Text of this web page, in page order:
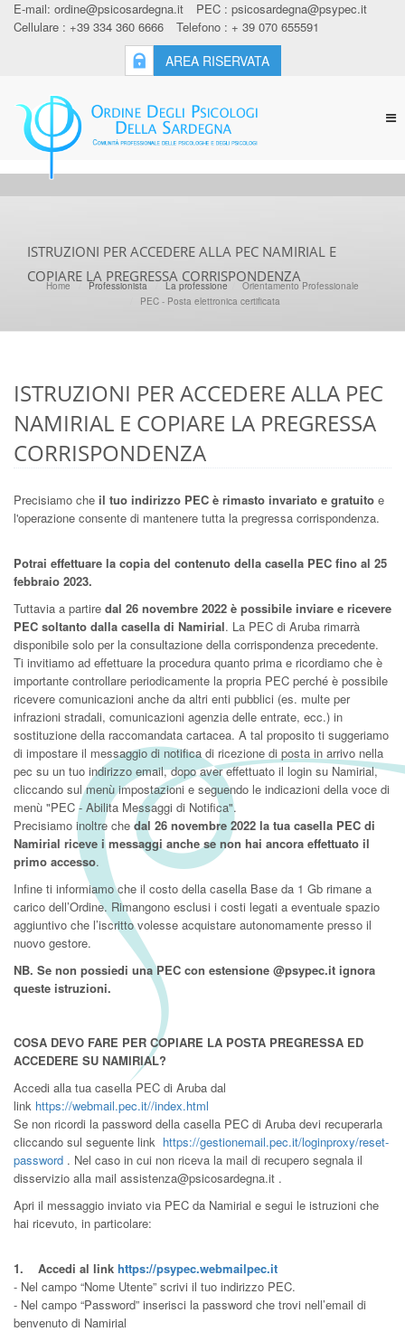
E-mail: ordine@psicosardegna.it PEC : psicosardegna@psypec.it
Cellulare : +39 334 360 6666
Telefono : + 39 070 655591
AREA RISERVATA
ISTRUZIONI PER ACCEDERE ALLA PEC NAMIRIAL E
COPIARE LA PREGRESSA CORRISPONDENZA
Home Professionista La professione
Orientamento Professionale
PEC - Posta elettronica certificata
ISTRUZIONI PER ACCEDERE ALLA PEC
NAMIRIAL E COPIARE LA PREGRESSA
CORRISPONDENZA
Precisiamo che il tuo indirizzo PEC è rimasto invariato e gratuito e
l'operazione consente di mantenere tutta la pregressa corrispondenza.
Potrai effettuare la copia del contenuto della casella PEC fino al 25
febbraio 2023.
Tuttavia a partire dal 26 novembre 2022 è possibile inviare e ricevere
PEC soltanto dalla casella di Namirial. La PEC di Aruba rimarrà
disponibile solo per la consultazione della corrispondenza precedente.
Ti invitiamo ad effettuare la procedura quanto prima e ricordiamo che è
importante controllare periodicamente la propria PEC perché è possibile
ricevere comunicazioni anche da altri enti pubblici (es. multe per
infrazioni stradali, comunicazioni agenzia delle entrate, ecc.) in
sostituzione della raccomandata cartacea. A tal proposito ti suggeriamo
di impostare il messaggio di notifica di ricezione di posta in arrivo nella
pec su un tuo indirizzo email, dopo aver effettuato il login su Namirial,
cliccando sul menù impostazioni e seguendo le indicazioni della voce di
menù "PEC - Abilita Messaggi di Notifica".
Precisiamo inoltre che dal 26 novembre 2022 la tua casella PEC di
Namirial riceve i messaggi anche se non hai ancora effettuato il
primo accesso.
Infine ti informiamo che il costo della casella Base da 1 Gb rimane a
carico dell’Ordine. Rimangono esclusi i costi legati a eventuale spazio
aggiuntivo che l’iscritto volesse acquistare autonomamente presso il
nuovo gestore.
NB. Se non possiedi una PEC con estensione @psypec.it ignora
queste istruzioni.
COSA DEVO FARE PER COPIARE LA POSTA PREGRESSA ED
ACCEDERE SU NAMIRIAL?
Accedi alla tua casella PEC di Aruba dal
link https://webmail.pec.it//index.html
Se non ricordi la password della casella PEC di Aruba devi recuperarla
cliccando sul seguente link https://gestionemail.pec.it/loginproxy/reset-
password . Nel caso in cui non riceva la mail di recupero segnala il
disservizio alla mail assistenza@psicosardegna.it .
Apri il messaggio inviato via PEC da Namirial e segui le istruzioni che
hai ricevuto, in particolare:
1. Accedi al link https://psypec.webmailpec.it
- Nel campo “Nome Utente” scrivi il tuo indirizzo PEC.
- Nel campo “Password” inserisci la password che trovi nell’email di
benvenuto di Namirial